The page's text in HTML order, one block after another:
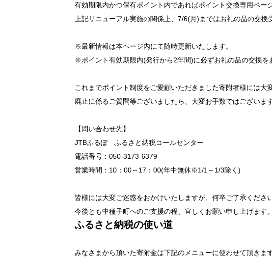
有効期限内かつ保有ポイント内であればポイント交換専用ペー
上記リニューアル実施の関係上、7/6(月)まではお礼の品の交換
※最新情報は本ページ内にて随時更新いたします。
※ポイント有効期限内(発行から2年間)に必ずお礼の品の交換を
これまでポイント制度をご愛顧いただきました寄附者様には大
廃止に係るご質問等ございましたら、大変お手数ではございま
【問い合わせ先】
JTBふるぽ ふるさと納税コールセンター
電話番号：050-3173-6379
営業時間：10：00～17：00(年中無休※1/1～1/3除く)
皆様には大変ご迷惑をおかけいたしますが、何卒ご了承ください
今後とも中種子町へのご支援の程、宜しくお願い申し上げます。
ふるさと納税の使い道
みなさまから頂いた寄附金は下記のメニューに使わせて頂きます